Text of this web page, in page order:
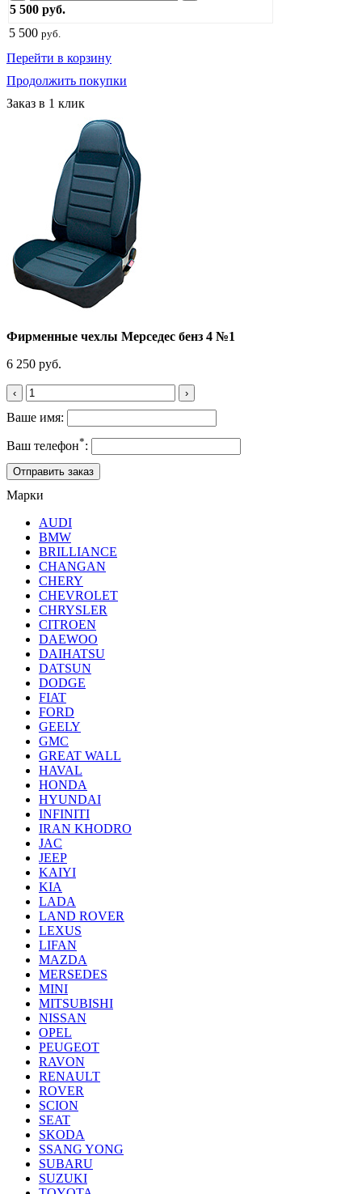
5 500 руб.
5 500 руб.
Перейти в корзину
Продолжить покупки
Заказ в 1 клик
Фирменные чехлы Мерседес бенз 4 №1
6 250 руб.
‹ ›
Ваше имя:
Ваш телефон*:
Марки
AUDI
BMW
BRILLIANCE
CHANGAN
CHERY
CHEVROLET
CHRYSLER
CITROEN
DAEWOO
DAIHATSU
DATSUN
DODGE
FIAT
FORD
GEELY
GMC
GREAT WALL
HAVAL
HONDA
HYUNDAI
INFINITI
IRAN KHODRO
JAC
JEEP
KAIYI
KIA
LADA
LAND ROVER
LEXUS
LIFAN
MAZDA
MERSEDES
MINI
MITSUBISHI
NISSAN
OPEL
PEUGEOT
RAVON
RENAULT
ROVER
SCION
SEAT
SKODA
SSANG YONG
SUBARU
SUZUKI